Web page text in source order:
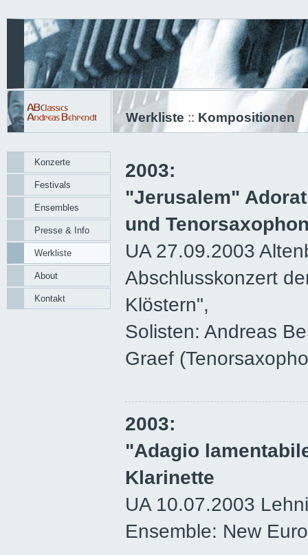
Werkliste :: Kompositionen
Konzerte
Festivals
Ensembles
Presse & Info
Werkliste
About
Kontakt
2003:
"Jerusalem"
und
UA 27.09.2003
Abschlusskonzert
Klöstern",
Solisten: Andreas
Graef
2003:
"Adagio
Klarinette
UA 10.07.2003
Ensemble: New